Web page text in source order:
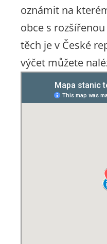
oznámit na
obce s
těch je v České
výčet můžete